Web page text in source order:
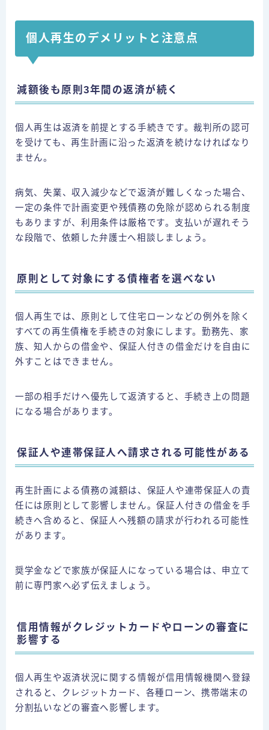
個人再生のデメリットと注意点
減額後も原則3年間の返済が続く
個人再生は返済を前提とする手続きです。裁判所の認可
を受けても、再生計画に沿った返済を続けなければなり
ません。
病気、失業、収入減少などで返済が難しくなった場合、
一定の条件で計画変更や残債務の免除が認められる制度
もありますが、利用条件は厳格です。支払いが遅れそう
な段階で、依頼した弁護士へ相談しましょう。
原則として対象にする債権者を選べない
個人再生では、原則として住宅ローンなどの例外を除く
すべての再生債権を手続きの対象にします。勤務先、家
族、知人からの借金や、保証人付きの借金だけを自由に
外すことはできません。
一部の相手だけへ優先して返済すると、手続き上の問題
になる場合があります。
保証人や連帯保証人へ請求される可能性がある
再生計画による債務の減額は、保証人や連帯保証人の責
任には原則として影響しません。保証人付きの借金を手
続きへ含めると、保証人へ残額の請求が行われる可能性
があります。
奨学金などで家族が保証人になっている場合は、申立て
前に専門家へ必ず伝えましょう。
信用情報がクレジットカードやローンの審査に
影響する
個人再生や返済状況に関する情報が信用情報機関へ登録
されると、クレジットカード、各種ローン、携帯端末の
分割払いなどの審査へ影響します。